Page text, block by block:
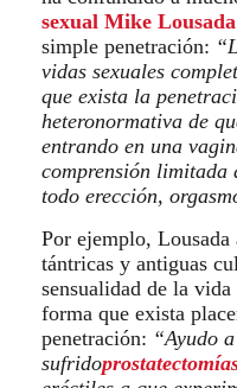
sexual Mike Lousada
simple penetración:
vidas sexuales
que exista la
heteronormativa de
entrando en una
comprensión limitada
todo erección,
Por ejemplo, Lousada
tántricas y antiguas
sensualidad de la
forma que exista
penetración: “Ayudo
sufrido